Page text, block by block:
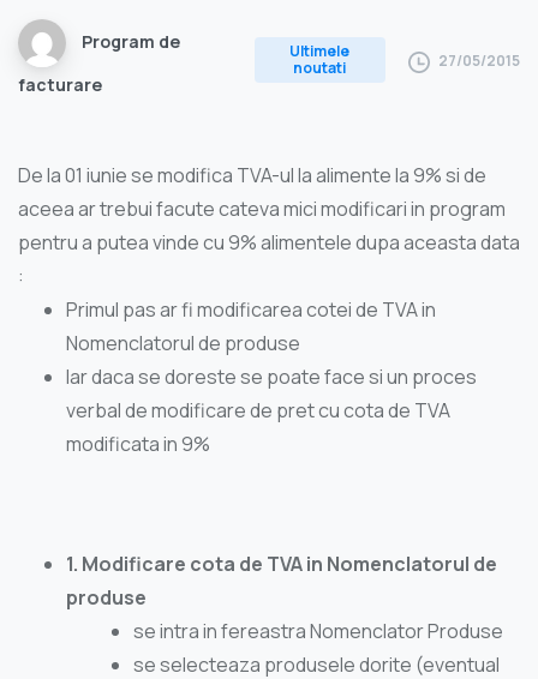
Program de
facturare
Ultimele
noutati
27/05/2015
De la 01 iunie se modifica TVA-ul la alimente la 9% si de
aceea ar trebui facute cateva mici modificari in program
pentru a putea vinde cu 9% alimentele dupa aceasta data
:
Primul pas ar fi modificarea cotei de TVA in
Nomenclatorul de produse
Iar daca se doreste se poate face si un proces
verbal de modificare de pret cu cota de TVA
modificata in 9%
1. Modificare cota de TVA in Nomenclatorul de
produse
se intra in fereastra Nomenclator Produse
se selecteaza produsele dorite (eventual